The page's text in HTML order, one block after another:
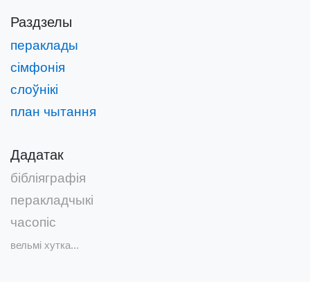
Раздзелы
пераклады
сімфонія
слоўнікі
план чытання
Дадатак
бібліяграфія
перакладчыкі
часопіс
вельмі хутка...